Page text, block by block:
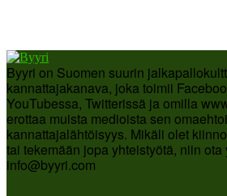
Byyri on Suomen suurin
kannattajakanava, joka toimii
YouTubessa, Twitterissä ja omilla
erottaa muista medioista sen
kannattajalähtöisyys. Mikäli olet
tai tekemään jopa yhteistyötä, niin ota
info@byyri.com